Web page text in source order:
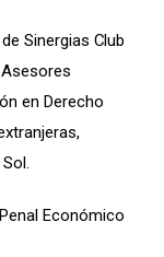
Sinergias Club
en Derecho
Económico